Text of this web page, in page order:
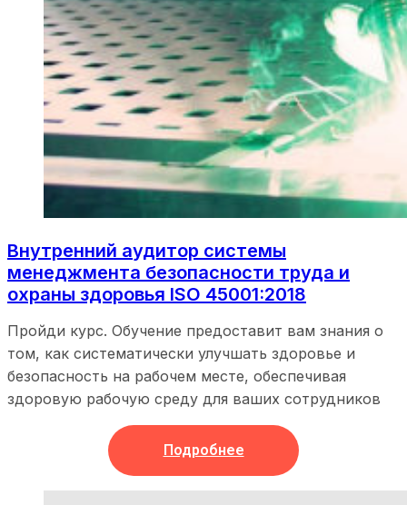
Внутренний аудитор системы
менеджмента безопасности труда и
охраны здоровья ISO 45001:2018
Пройди курс. Обучение предоставит вам знания о
том, как систематически улучшать здоровье и
безопасность на рабочем месте, обеспечивая
здоровую рабочую среду для ваших сотрудников
Подробнее